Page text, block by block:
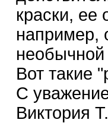
краски, ее
например,
необычной
Вот такие
С
Виктория Т.